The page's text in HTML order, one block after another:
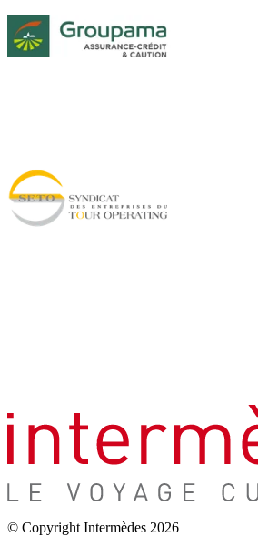
© Copyright Intermèdes 2026